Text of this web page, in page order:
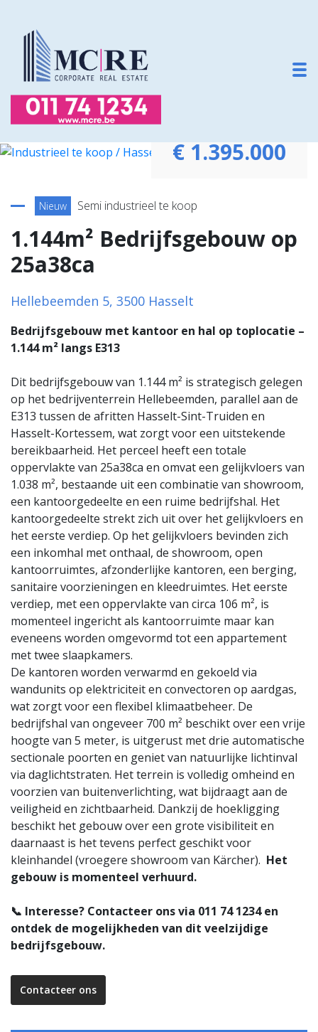
€ 1.395.000
Terug naar overzicht
Nieuw Semi industrieel te koop
1.144m² Bedrijfsgebouw op
25a38ca
Hellebeemden 5, 3500 Hasselt
Bedrijfsgebouw met kantoor en hal op toplocatie –
1.144 m² langs E313
Dit bedrijfsgebouw van 1.144 m² is strategisch gelegen
op het bedrijventerrein Hellebeemden, parallel aan de
E313 tussen de afritten Hasselt-Sint-Truiden en
Hasselt-Kortessem, wat zorgt voor een uitstekende
bereikbaarheid. Het perceel heeft een totale
oppervlakte van 25a38ca en omvat een gelijkvloers van
1.038 m², bestaande uit een combinatie van showroom,
een kantoorgedeelte en een ruime bedrijfshal. Het
kantoorgedeelte strekt zich uit over het gelijkvloers en
het eerste verdiep. Op het gelijkvloers bevinden zich
een inkomhal met onthaal, de showroom, open
kantoorruimtes, afzonderlijke kantoren, een berging,
sanitaire voorzieningen en kleedruimtes. Het eerste
verdiep, met een oppervlakte van circa 106 m², is
momenteel ingericht als kantoorruimte maar kan
eveneens worden omgevormd tot een appartement
met twee slaapkamers.
De kantoren worden verwarmd en gekoeld via
wandunits op elektriciteit en convectoren op aardgas,
wat zorgt voor een flexibel klimaatbeheer. De
bedrijfshal van ongeveer 700 m² beschikt over een vrije
hoogte van 5 meter, is uitgerust met drie automatische
sectionale poorten en geniet van natuurlijke lichtinval
via daglichtstraten. Het terrein is volledig omheind en
voorzien van buitenverlichting, wat bijdraagt aan de
veiligheid en zichtbaarheid. Dankzij de hoekligging
beschikt het gebouw over een grote visibiliteit en
daarnaast is het tevens perfect geschikt voor
kleinhandel (vroegere showroom van Kärcher). Het
gebouw is momenteel verhuurd.
📞 Interesse? Contacteer ons via 011 74 1234 en
ontdek de mogelijkheden van dit veelzijdige
bedrijfsgebouw.
Contacteer ons